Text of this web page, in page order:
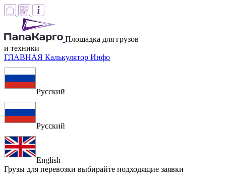
Площадка для грузов
и техники
ГЛАВНАЯ Калькулятор Инфо
Русский
Русский
English
Грузы для перевозки выбирайте подходящие заявки